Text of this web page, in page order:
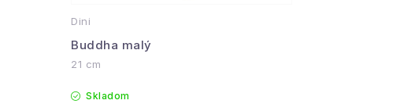
Dini
Buddha malý
21 cm
Skladom